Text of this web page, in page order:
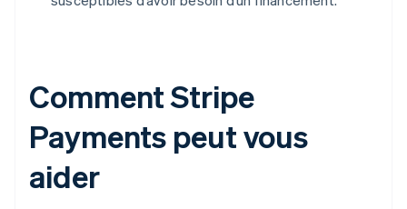
Comment Stripe
Payments peut vous
aider